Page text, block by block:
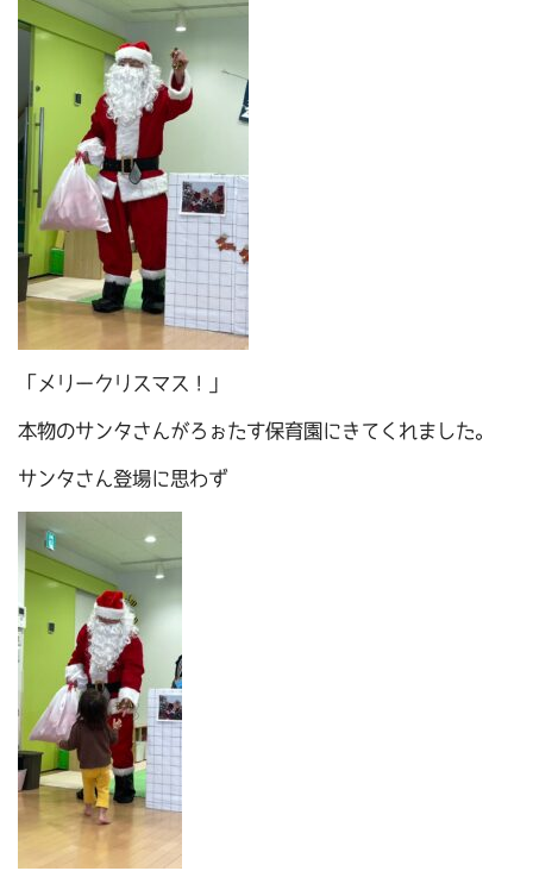
「メリークリスマス！」
本物のサンタさんがろぉたす保育園にきてくれました。
サンタさん登場に思わず